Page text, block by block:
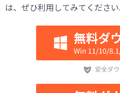
は、ぜひ利用してみてください